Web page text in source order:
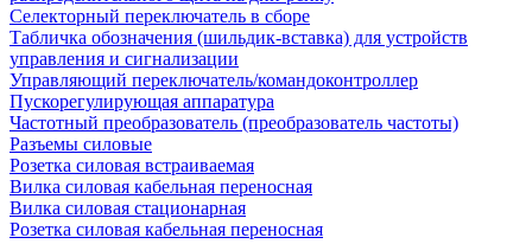
Селекторный переключатель в сборе
Табличка обозначения (шильдик-вставка) для устройств
управления и сигнализации
Управляющий переключатель/командоконтроллер
Пускорегулирующая аппаратура
Частотный преобразователь (преобразователь частоты)
Разъемы силовые
Розетка силовая встраиваемая
Вилка силовая кабельная переносная
Вилка силовая стационарная
Розетка силовая кабельная переносная